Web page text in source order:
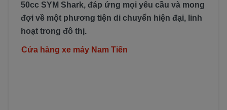
50cc SYM Shark, đáp ứng mọi yêu cầu và mong
đợi về một phương tiện di chuyển hiện đại, linh
hoạt trong đô thị.
Cửa hàng xe máy Nam Tiến